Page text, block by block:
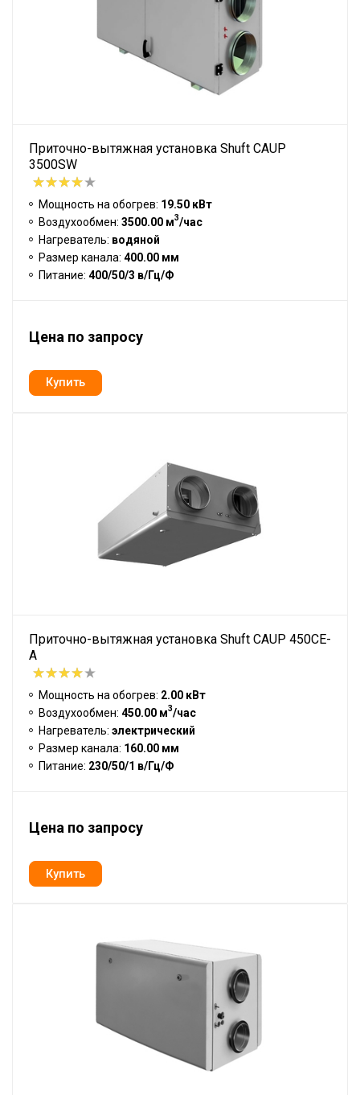
Приточно-вытяжная установка Shuft CAUP
3500SW
Мощность на обогрев: 19.50 кВт
Воздухообмен: 3500.00 м3/час
Нагреватель: водяной
Размер канала: 400.00 мм
Питание: 400/50/3 в/Гц/Ф
Цена по запросу
Приточно-вытяжная установка Shuft CAUP 450CE-
A
Мощность на обогрев: 2.00 кВт
Воздухообмен: 450.00 м3/час
Нагреватель: электрический
Размер канала: 160.00 мм
Питание: 230/50/1 в/Гц/Ф
Цена по запросу